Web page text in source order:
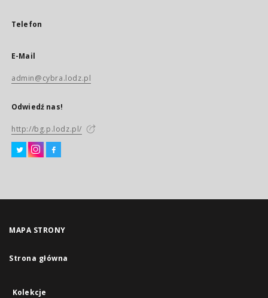
Telefon
E-Mail
admin@cybra.lodz.pl
Odwiedź nas!
http://bg.p.lodz.pl/
MAPA STRONY
Strona główna
Kolekcje